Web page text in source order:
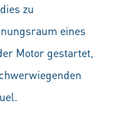
zu
eines
Motor gestartet,